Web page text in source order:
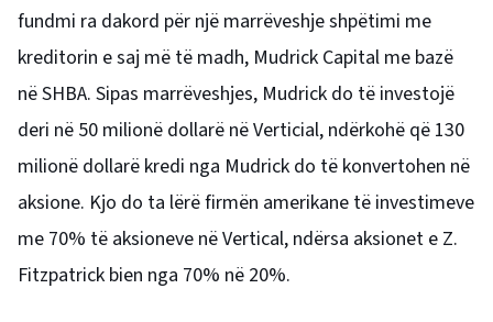
fundmi ra dakord për një marrëveshje shpëtimi me
kreditorin e saj më të madh, Mudrick Capital me bazë
në SHBA. Sipas marrëveshjes, Mudrick do të investojë
deri në 50 milionë dollarë në Verticial, ndërkohë që 130
milionë dollarë kredi nga Mudrick do të konvertohen në
aksione. Kjo do ta lërë firmën amerikane të investimeve
me 70% të aksioneve në Vertical, ndërsa aksionet e Z.
Fitzpatrick bien nga 70% në 20%.